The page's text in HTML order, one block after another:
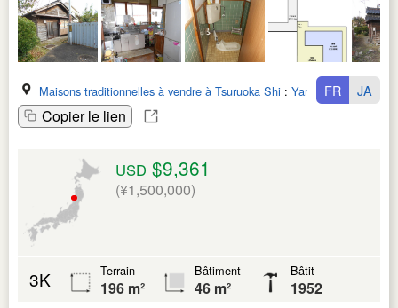
Maisons traditionnelles à vendre à Tsuruoka Shi : Yamagata Ken
Copier le lien
FR JA
USD $9,361
(¥1,500,000)
3K Terrain
196 m²
Bâtiment
46 m²
Bâtit
1952